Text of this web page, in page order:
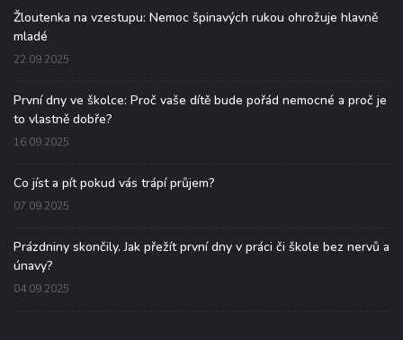
Žloutenka na vzestupu: Nemoc špinavých rukou ohrožuje hlavně
mladé
22.09.2025
První dny ve školce: Proč vaše dítě bude pořád nemocné a proč je
to vlastně dobře?
16.09.2025
Co jíst a pít pokud vás trápí průjem?
07.09.2025
Prázdniny skončily. Jak přežít první dny v práci či škole bez nervů a
únavy?
04.09.2025